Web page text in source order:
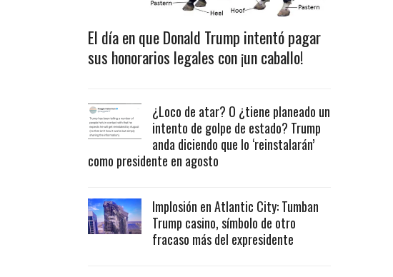
El día en que Donald Trump intentó pagar
sus honorarios legales con ¡un caballo!
¿Loco de atar? O ¿tiene planeado un
intento de golpe de estado? Trump
anda diciendo que lo ‘reinstalarán’
como presidente en agosto
Implosión en Atlantic City: Tumban
Trump casino, símbolo de otro
fracaso más del expresidente